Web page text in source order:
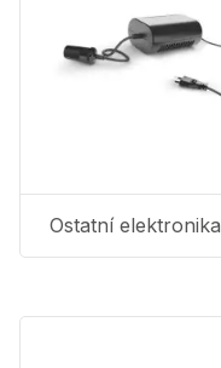
Ostatní elektronika